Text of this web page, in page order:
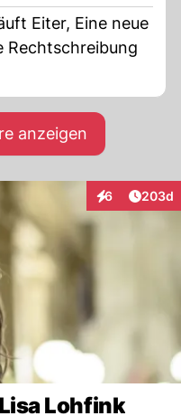
Eiter, Eine neue
Rechtschreibung
anzeigen
6
Interaktionen
203d
Lohfink